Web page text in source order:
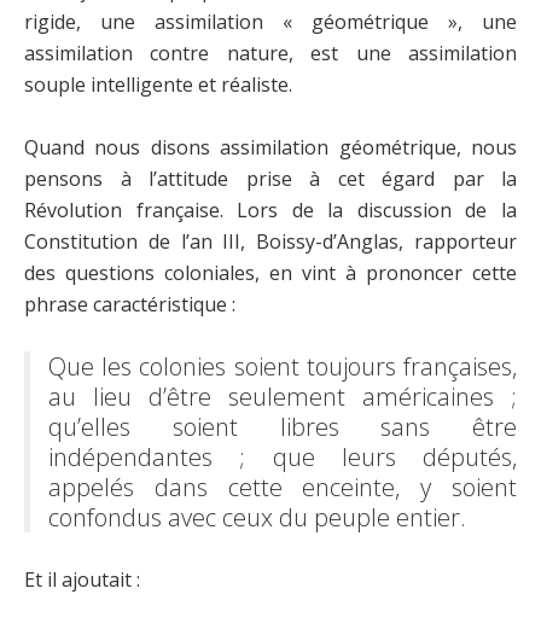
rigide, une assimilation « géométrique », une
assimilation contre nature, est une assimilation
souple intelligente et réaliste.
Quand nous disons assimilation géométrique, nous
pensons à l’attitude prise à cet égard par la
Révolution française. Lors de la discussion de la
Constitution de l’an III, Boissy-d’Anglas, rapporteur
des questions coloniales, en vint à prononcer cette
phrase caractéristique :
Que les colonies soient toujours françaises,
au lieu d’être seulement américaines ;
qu’elles soient libres sans être
indépendantes ; que leurs députés,
appelés dans cette enceinte, y soient
confondus avec ceux du peuple entier.
Et il ajoutait :